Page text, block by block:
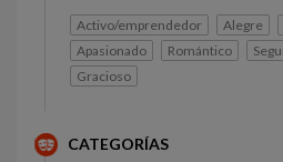
Activo/emprendedor Alegre
Apasionado
Romántico
Gracioso
CATEGORÍAS